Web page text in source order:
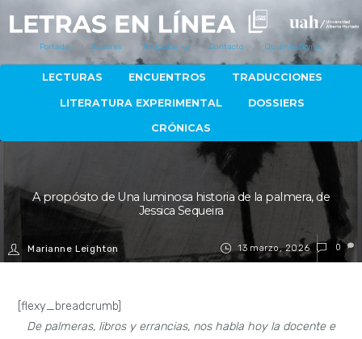
Portada Autores Artículos Contacto Quiénes Somos
LECTURAS ENCUENTROS TRADUCCIONES
LITERATURA EXPERIMENTAL DOSSIERS
CRÓNICAS
13 marzo, 2026
A propósito de Una luminosa historia de la palmera, de
Jessica Sequeira
Marianne Leighton 0
[flexy_breadcrumb]
De palmeras, libros y errancias, nos habla hoy la docente e